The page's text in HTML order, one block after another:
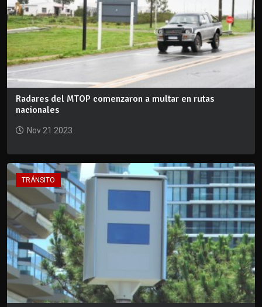
Radares del MTOP comenzaron a multar en rutas
nacionales
Nov 21 2023
TRÁNSITO